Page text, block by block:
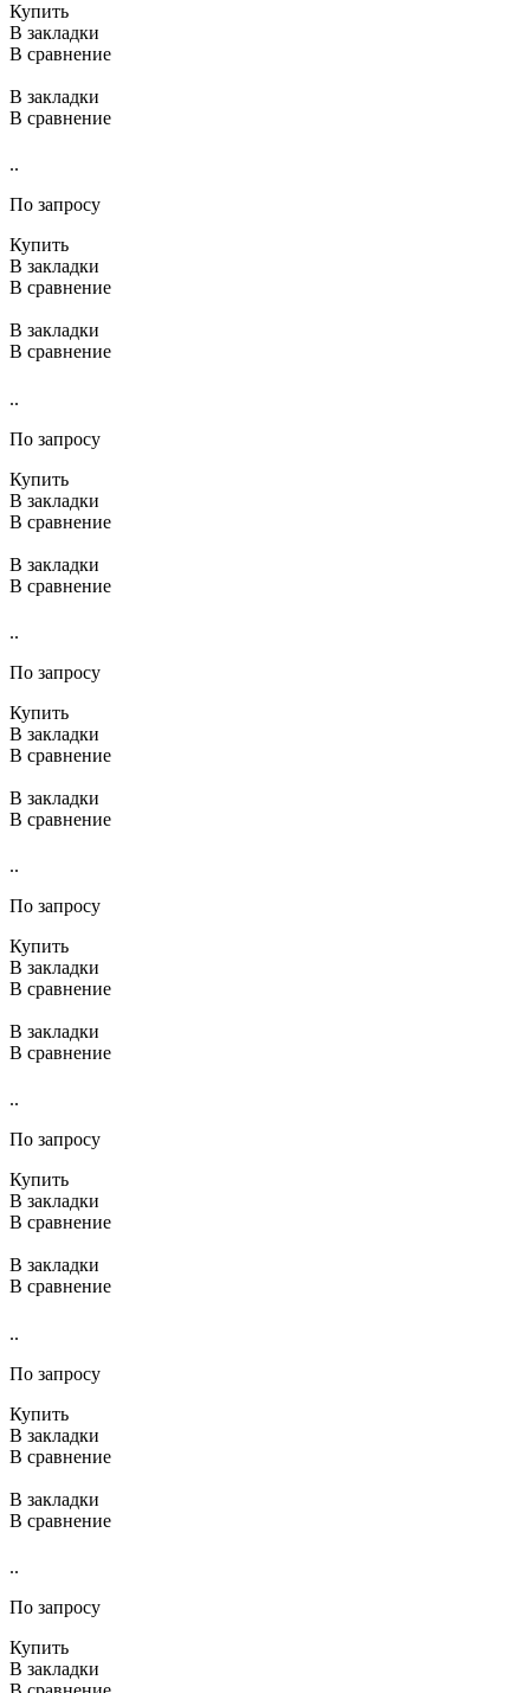
Купить
В закладки
В сравнение
В закладки
В сравнение
..
По запросу
Купить
В закладки
В сравнение
В закладки
В сравнение
..
По запросу
Купить
В закладки
В сравнение
В закладки
В сравнение
..
По запросу
Купить
В закладки
В сравнение
В закладки
В сравнение
..
По запросу
Купить
В закладки
В сравнение
В закладки
В сравнение
..
По запросу
Купить
В закладки
В сравнение
В закладки
В сравнение
..
По запросу
Купить
В закладки
В сравнение
В закладки
В сравнение
..
По запросу
Купить
В закладки